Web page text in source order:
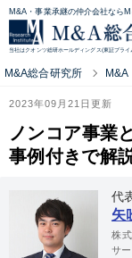
M&A・事業承継の仲介会社なら
当社はクオンツ総研ホールディングス(東証プライ
M&A総合研究所
2023年09月21日更新
ノンコア事業
事例付きで解
代
矢
株
サ